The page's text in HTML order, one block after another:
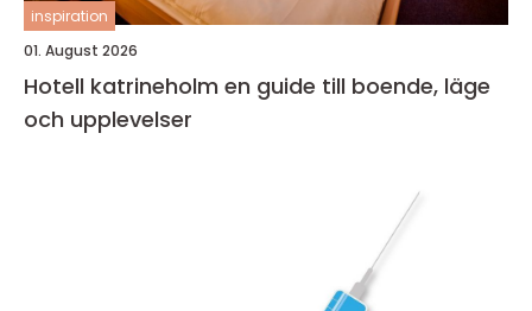
inspiration
01. August 2026
Hotell katrineholm en guide till boende, läge
och upplevelser